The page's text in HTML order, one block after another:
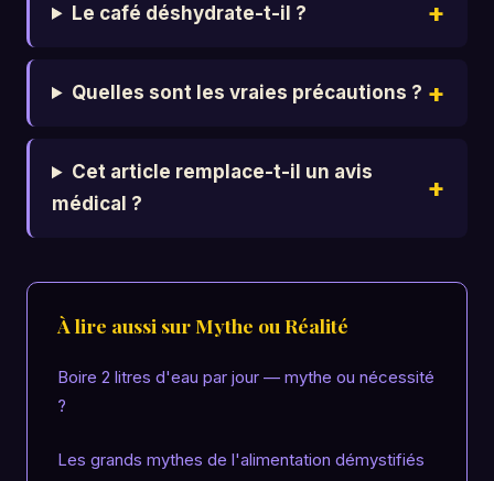
Le café déshydrate-t-il ?
Quelles sont les vraies précautions ?
Cet article remplace-t-il un avis
médical ?
À lire aussi sur Mythe ou Réalité
Boire 2 litres d'eau par jour — mythe ou nécessité
?
Les grands mythes de l'alimentation démystifiés